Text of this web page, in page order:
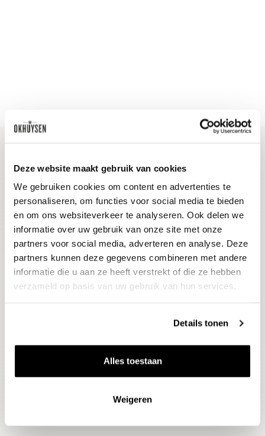
Deze website maakt gebruik van cookies
We gebruiken cookies om content en advertenties te
personaliseren, om functies voor social media te bieden
en om ons websiteverkeer te analyseren. Ook delen we
informatie over uw gebruik van onze site met onze
partners voor social media, adverteren en analyse. Deze
partners kunnen deze gegevens combineren met andere
informatie die u aan ze heeft verstrekt of die ze hebben
verzameld op basis van uw gebruik van hun services.
Details tonen
Alles toestaan
Weigeren
Blijf op de hoogte
Ontvang het laatste wijnnieuws, proeverijen en
evenementen
E-mailadres
Aanmelden
Thema's